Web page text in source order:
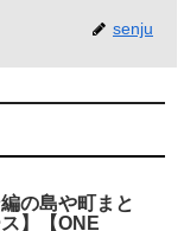
senju
の島や町まと
】【ONE